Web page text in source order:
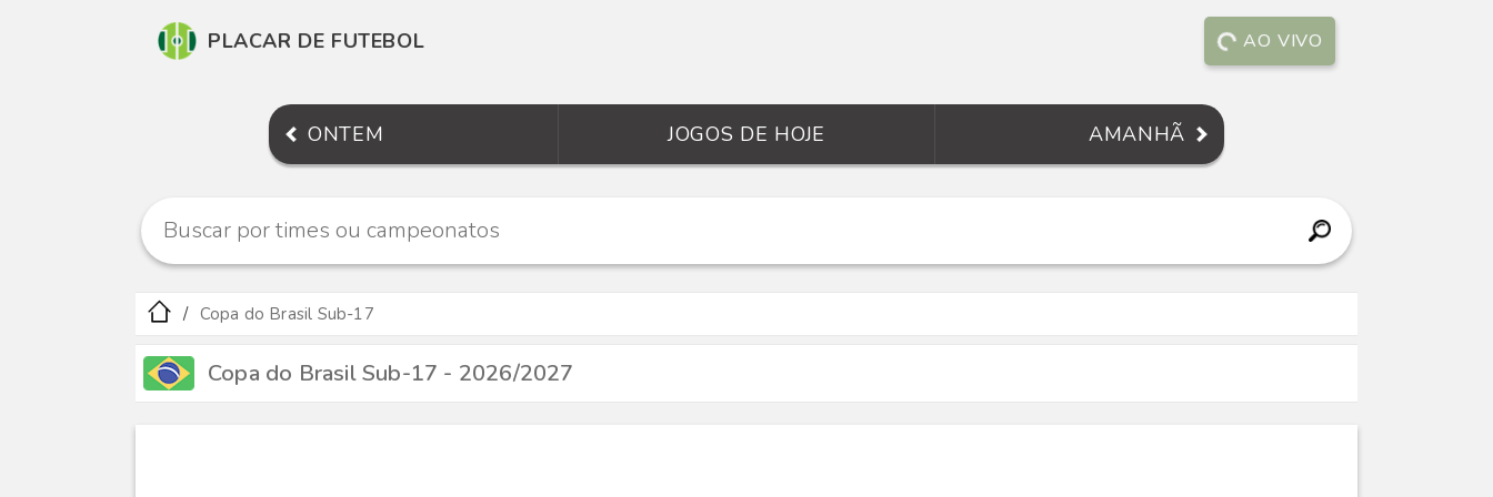
PLACAR DE FUTEBOL AO VIVO
ONTEM JOGOS DE HOJE AMANHÃ
Copa do Brasil Sub-17
Copa do Brasil Sub-17 - 2026/2027